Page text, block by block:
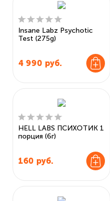
Insane Labz Psychotic
Test (275g)
4 990 руб.
HELL LABS ПСИХОТИК 1
порция (6г)
160 руб.